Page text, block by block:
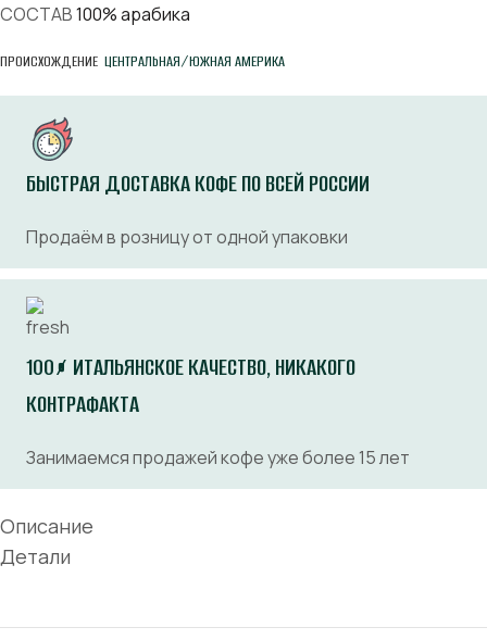
СОСТАВ100% арабика
ПРОИСХОЖДЕНИЕ ЦЕНТРАЛЬНАЯ/ЮЖНАЯ АМЕРИКА
БЫСТРАЯ ДОСТАВКА КОФЕ ПО ВСЕЙ РОССИИ
Продаём в розницу от одной упаковки
100% ИТАЛЬЯНСКОЕ КАЧЕСТВО, НИКАКОГО
КОНТРАФАКТА
Занимаемся продажей кофе уже более 15 лет
Описание
Детали